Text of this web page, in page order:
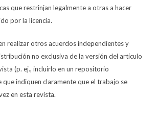
que restrinjan legalmente a otras a hacer
por la licencia.
realizar otros acuerdos independientes y
no exclusiva de la versión del artículo
(p. ej., incluirlo en un repositorio
que indiquen claramente que el trabajo se
en esta revista.